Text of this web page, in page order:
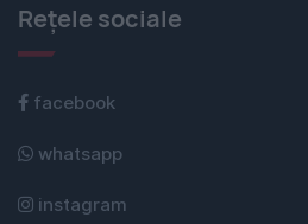
Rețele sociale
facebook
whatsapp
instagram